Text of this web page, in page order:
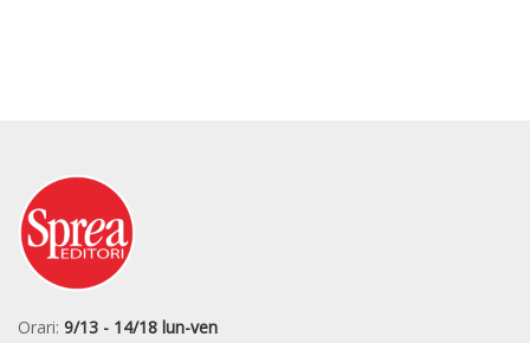
Orari: 9/13 - 14/18 lun-ven